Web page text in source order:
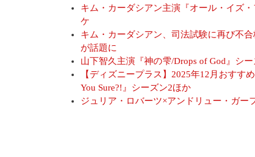
キム・カーダシアン主演『オール・イズ
ケ
キム・カーダシアン、司法試験に再び不
が話題に
山下智久主演『神の雫/Drops of God』シ
【ディズニープラス】2025年12月おす
You Sure?!』シーズン2ほか
ジュリア・ロバーツ×アンドリュー・ガー